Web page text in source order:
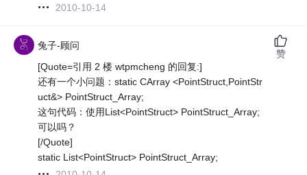
2010-10-14
兔子-顾问
[Quote=引用 2 楼 wtpmcheng 的回复:]
还有一个小问题：static CArray <PointStruct,PointStr
uct&> PointStruct_Array;
这句代码：使用List<PointStruct> PointStruct_Array;
可以吗？
[/Quote]
static List<PointStruct> PointStruct_Array;
赞